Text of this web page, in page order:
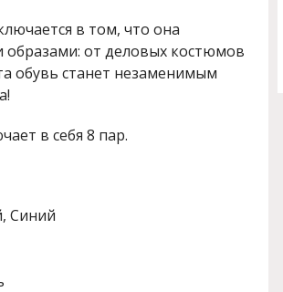
в том, что она
образами: от деловых костюмов
обувь станет незаменимым
в себя 8 пар.
Синий